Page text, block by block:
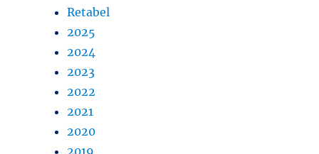
Retabel
2025
2024
2023
2022
2021
2020
2019